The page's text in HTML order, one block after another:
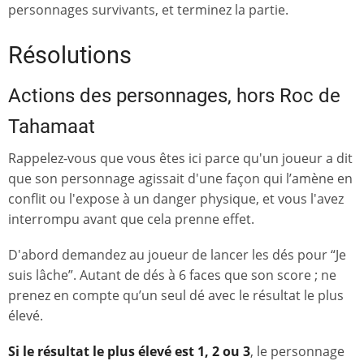
personnages survivants, et terminez la partie.
Résolutions
Actions des personnages, hors Roc de
Tahamaat
Rappelez-vous que vous êtes ici parce qu'un joueur a dit
que son personnage agissait d'une façon qui l’amène en
conflit ou l'expose à un danger physique, et vous l'avez
interrompu avant que cela prenne effet.
D'abord demandez au joueur de lancer les dés pour “Je
suis lâche”. Autant de dés à 6 faces que son score ; ne
prenez en compte qu’un seul dé avec le résultat le plus
élevé.
Si le résultat le plus élevé est 1, 2 ou 3, le personnage